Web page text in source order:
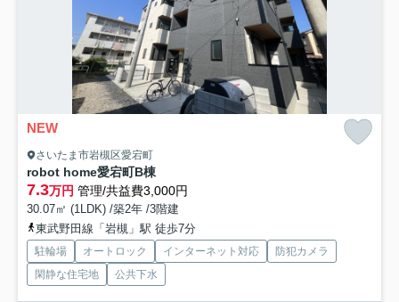
NEW
さいたま市岩槻区愛宕町
robot home愛宕町B棟
7.3万円 管理/共益費3,000円
30.07㎡ (1LDK) /築2年 /3階建
東武野田線「岩槻」駅 徒歩7分
駐輪場 オートロック インターネット対応
防犯カメラ
閑静な住宅地
公共下水